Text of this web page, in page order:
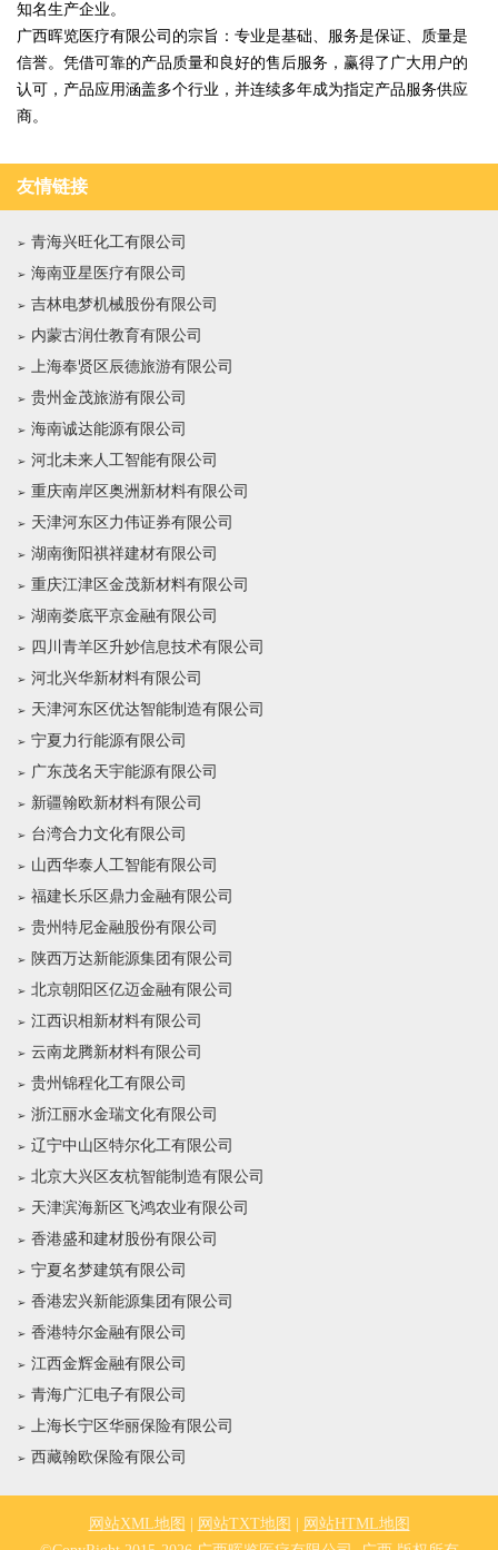
知名生产企业。
广西晖览医疗有限公司的宗旨：专业是基础、服务是保证、质量是
信誉。凭借可靠的产品质量和良好的售后服务，赢得了广大用户的
认可，产品应用涵盖多个行业，并连续多年成为指定产品服务供应
商。
友情链接
青海兴旺化工有限公司
海南亚星医疗有限公司
吉林电梦机械股份有限公司
内蒙古润仕教育有限公司
上海奉贤区辰德旅游有限公司
贵州金茂旅游有限公司
海南诚达能源有限公司
河北未来人工智能有限公司
重庆南岸区奥洲新材料有限公司
天津河东区力伟证券有限公司
湖南衡阳祺祥建材有限公司
重庆江津区金茂新材料有限公司
湖南娄底平京金融有限公司
四川青羊区升妙信息技术有限公司
河北兴华新材料有限公司
天津河东区优达智能制造有限公司
宁夏力行能源有限公司
广东茂名天宇能源有限公司
新疆翰欧新材料有限公司
台湾合力文化有限公司
山西华泰人工智能有限公司
福建长乐区鼎力金融有限公司
贵州特尼金融股份有限公司
陕西万达新能源集团有限公司
北京朝阳区亿迈金融有限公司
江西识相新材料有限公司
云南龙腾新材料有限公司
贵州锦程化工有限公司
浙江丽水金瑞文化有限公司
辽宁中山区特尔化工有限公司
北京大兴区友杭智能制造有限公司
天津滨海新区飞鸿农业有限公司
香港盛和建材股份有限公司
宁夏名梦建筑有限公司
香港宏兴新能源集团有限公司
香港特尔金融有限公司
江西金辉金融有限公司
青海广汇电子有限公司
上海长宁区华丽保险有限公司
西藏翰欧保险有限公司
网站XML地图 网站TXT地图
网站HTML地图